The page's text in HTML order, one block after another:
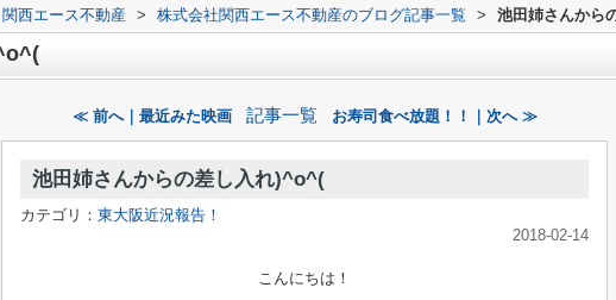
西エース不動産 > 株式会社関西エース不動産のブログ記事一覧 > 池田姉さんから
≪ 前へ｜最近みた映画 記事一覧 お寿司食べ放題！！｜次へ ≫
池田姉さんからの差し入れ)^o^(
カテゴリ： 東大阪近況報告！
2018-02-14
こんにちは！